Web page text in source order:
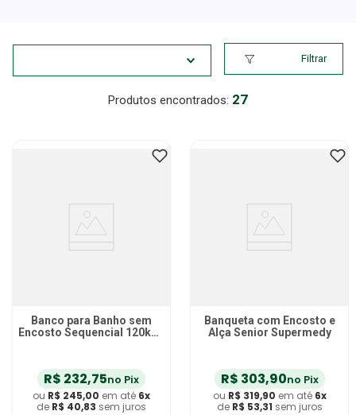
Filtrar
27
Banco para Banho sem
Encosto Sequencial 120kg -
R$ 232,75no Pix
ou R$ 245,00 em até 6x
de R$ 40,83 sem juros
Banqueta com Encosto e
Alça Senior Supermedy
R$ 303,90no Pix
ou R$ 319,90 em até 6x
de R$ 53,31 sem juros
Estetoscopio Littmann
Cadeira Banho